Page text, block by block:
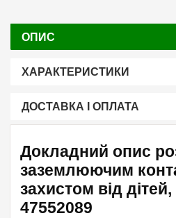
ОПИС
ХАРАКТЕРИСТИКИ
ДОСТАВКА І ОПЛАТА
Докладний опис
заземлюючим
захистом від
47552089